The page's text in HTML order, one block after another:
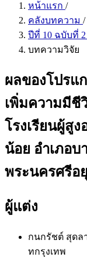
หน้าแรก /
คลังบทความ /
ปีที่ 10 ฉบับที่
บทความวิจัย
ผลของโปรแ
เพิ่มความมีชี
โรงเรียนผู้สู
น้อย อำเภอบ
พระนครศรีอ
ผู้แต่ง
กนกรัชต์ สุดล
ทกรุงเทพ